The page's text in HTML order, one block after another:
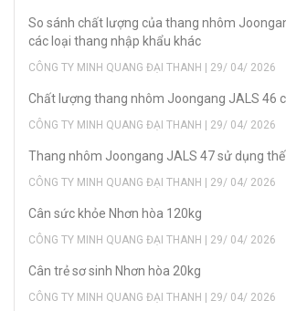
So sánh chất lượng của thang nhôm
các loại thang nhập khẩu khác
CÔNG TY MINH QUANG ĐẠI THANH | 29/ 04/ 2026
Chất lượng thang nhôm Joongang JALS 46
CÔNG TY MINH QUANG ĐẠI THANH | 29/ 04/ 2026
Thang nhôm Joongang JALS 47 sử dụng thế
CÔNG TY MINH QUANG ĐẠI THANH | 29/ 04/ 2026
Cân sức khỏe Nhơn hòa 120kg
CÔNG TY MINH QUANG ĐẠI THANH | 29/ 04/ 2026
Cân trẻ sơ sinh Nhơn hòa 20kg
CÔNG TY MINH QUANG ĐẠI THANH | 29/ 04/ 2026